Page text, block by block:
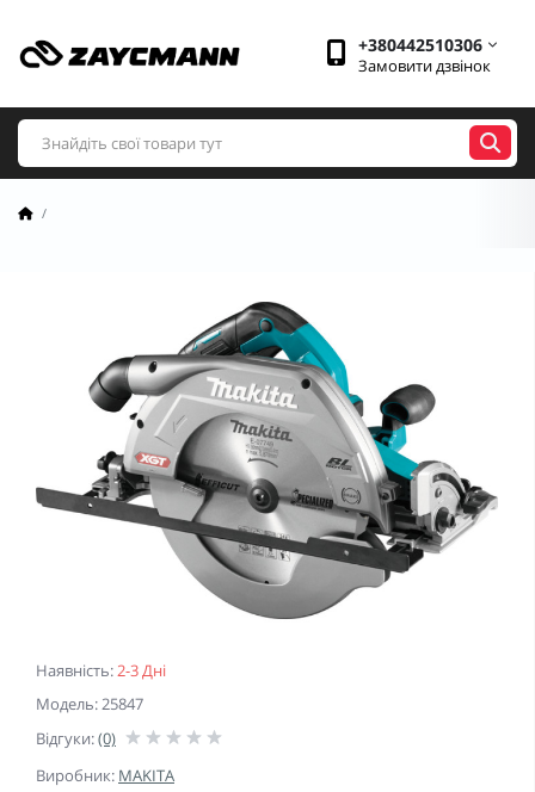
+380442510306
Замовити дзвінок
Наявність:2-3 Дні
Модель: 25847
Відгуки:(0)
Виробник: MAKITA